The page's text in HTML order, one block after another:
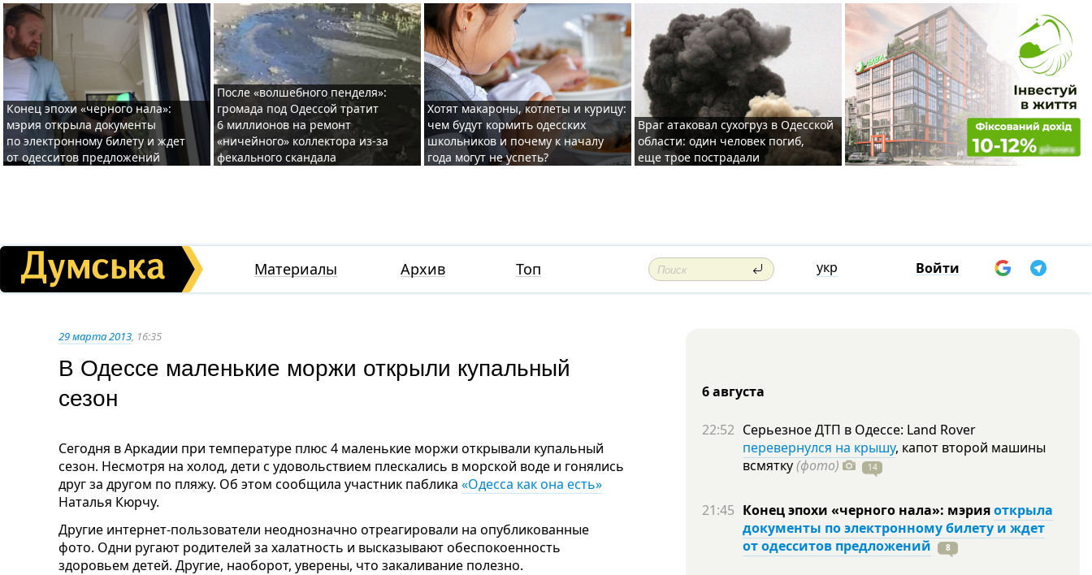
Конец эпохи «черного нала»:
мэрия открыла документы
по электронному билету и ждет
от одесситов предложений
После «волшебного пенделя»:
громада под Одессой тратит
6 миллионов на ремонт
«ничейного» коллектора из-за
фекального скандала
Хотят макароны, котлеты и курицу:
чем будут кормить одесских
школьников и почему к началу
года могут не успеть?
Враг атаковал сухогруз в Одесской
области: один человек погиб,
еще трое пострадали
Материалы Архив Топ укр Войти
29 марта 2013, 16:35
В Одессе маленькие моржи открыли купальный
сезон
Сегодня в Аркадии при температуре плюс 4 маленькие моржи открывали купальный
сезон. Несмотря на холод, дети с удовольствием плескались в морской воде и гонялись
друг за другом по пляжу. Об этом сообщила участник паблика «Одесса как она есть»
Наталья Кюрчу.
Другие интернет-пользователи неоднозначно отреагировали на опубликованные
фото. Одни ругают родителей за халатность и высказывают обеспокоенность
здоровьем детей. Другие, наоборот, уверены, что закаливание полезно.
6 августа
22:52 Серьезное ДТП в Одессе: Land Rover
перевернулся на крышу, капот второй машины
всмятку(фото) 14
21:45 Конец эпохи «черного нала»: мэрияоткрыла
документы по электронному билету и ждет
от одесситов предложений
8